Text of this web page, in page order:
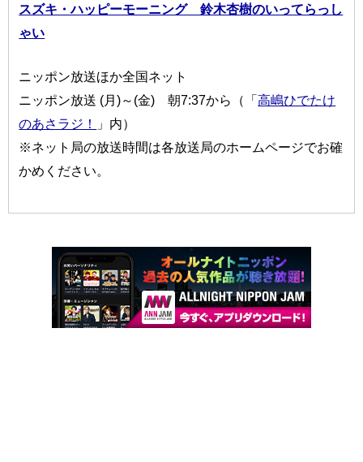
スズキ・ハッピーモーニング 鈴木杏樹のいってらっし
ゃい
ニッポン放送ほか全国ネット
ニッポン放送 (月)～(金) 朝7:37から（「高嶋ひでたけ
のあさラジ！
」内）
※ネット局の放送時間は各放送局のホームページでお確
かめください。